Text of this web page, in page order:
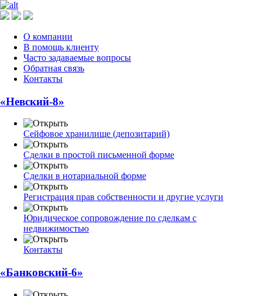
О компании
В помощь клиенту
Часто задаваемые вопросы
Обратная связь
Контакты
«Невский-8»
Сейфовое хранилище (депозитарий)
Сделки в простой письменной форме
Сделки в нотариальной форме
Регистрация прав собственности и другие услуги
Юридическое сопровождение по сделкам с
недвижимостью
Контакты
«Банковский-6»